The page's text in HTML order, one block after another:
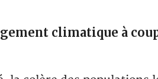
climatique à